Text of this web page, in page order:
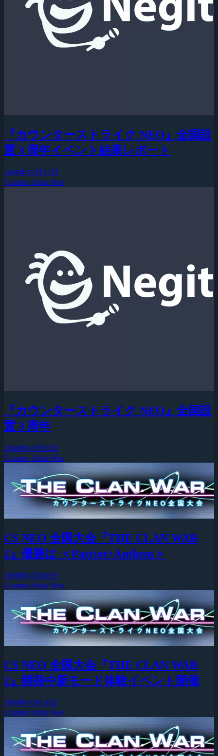
『カウンターストライク NEO』全国設
置 3 周年イベント結果レポート
2008年10月31日
Counter-Strike Neo
『カウンターストライク NEO』全国設
置 3 周年
2008年10月29日
Counter-Strike Neo
CS NEO 全国大会『THE CLAN WAR
2』優勝は ＜Patriot+Anthem＞
2008年10月20日
Counter-Strike Neo
CS NEO 全国大会『THE CLAN WAR
2』開発中新モード体験イベント開催
2008年10月10日
Counter-Strike Neo